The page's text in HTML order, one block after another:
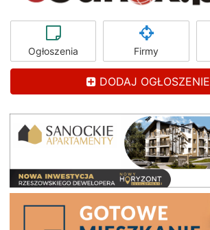
Ogłoszenia Firmy
DODAJ OGŁOSZENIE